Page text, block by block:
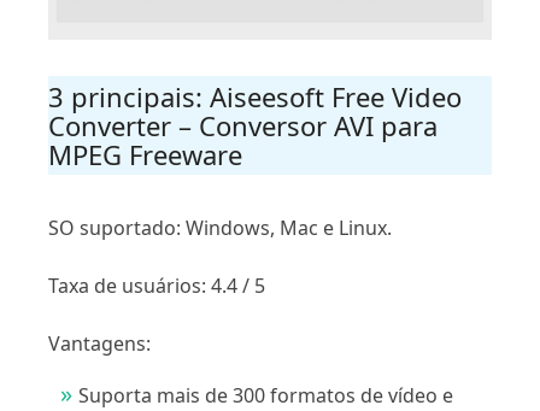
3 principais: Aiseesoft Free Video
Converter – Conversor AVI para
MPEG Freeware
SO suportado: Windows, Mac e Linux.
Taxa de usuários: 4.4 / 5
Vantagens:
Suporta mais de 300 formatos de vídeo e